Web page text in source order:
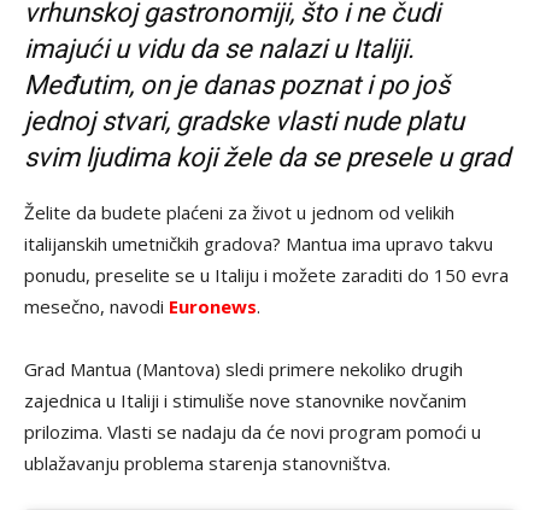
vrhunskoj gastronomiji, što i ne čudi
imajući u vidu da se nalazi u Italiji.
Međutim, on je danas poznat i po još
jednoj stvari, gradske vlasti nude platu
svim ljudima koji žele da se presele u grad
Želite da budete plaćeni za život u jednom od velikih
italijanskih umetničkih gradova? Mantua ima upravo takvu
ponudu, preselite se u Italiju i možete zaraditi do 150 evra
mesečno, navodi Euronews.
Grad Mantua (Mantova) sledi primere nekoliko drugih
zajednica u Italiji i stimuliše nove stanovnike novčanim
prilozima. Vlasti se nadaju da će novi program pomoći u
ublažavanju problema starenja stanovništva.